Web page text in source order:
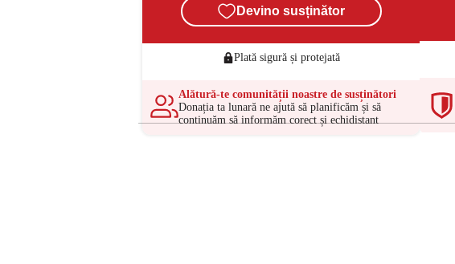
Devino susținător
Plată sigură și protejată
Alătură-te comunității noastre de susținători
Donația ta lunară ne ajută să planificăm și să
continuăm să informăm corect și echidistant